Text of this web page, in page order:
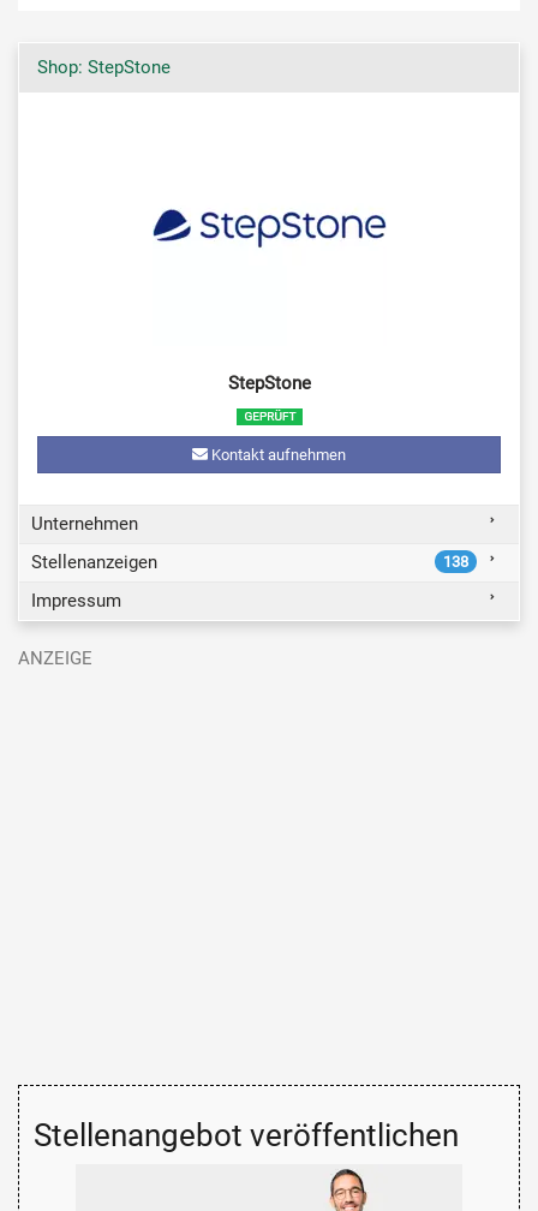
Shop: StepStone
StepStone
Kontakt aufnehmen
Unternehmen
Stellenanzeigen
138
Impressum
Stellenangebot veröffentlichen